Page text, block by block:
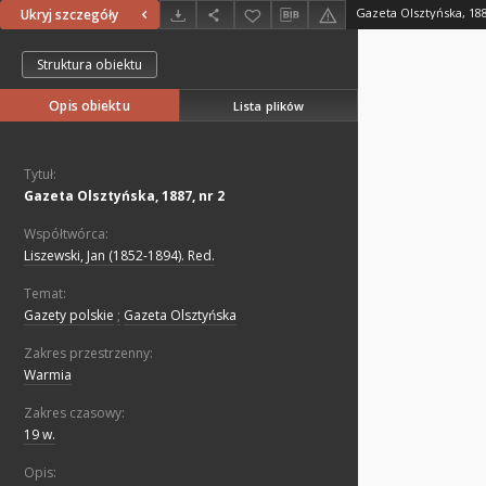
Ukryj szczegóły Gazeta Olsztyńska,
Struktura obiektu
Opis obiektu Lista plików
Tytuł:
Gazeta Olsztyńska, 1887, nr 2
Współtwórca:
Liszewski, Jan (1852-1894). Red.
Temat:
Gazety polskie ; Gazeta Olsztyńska
Zakres przestrzenny:
Warmia
Zakres czasowy:
19 w.
Opis: